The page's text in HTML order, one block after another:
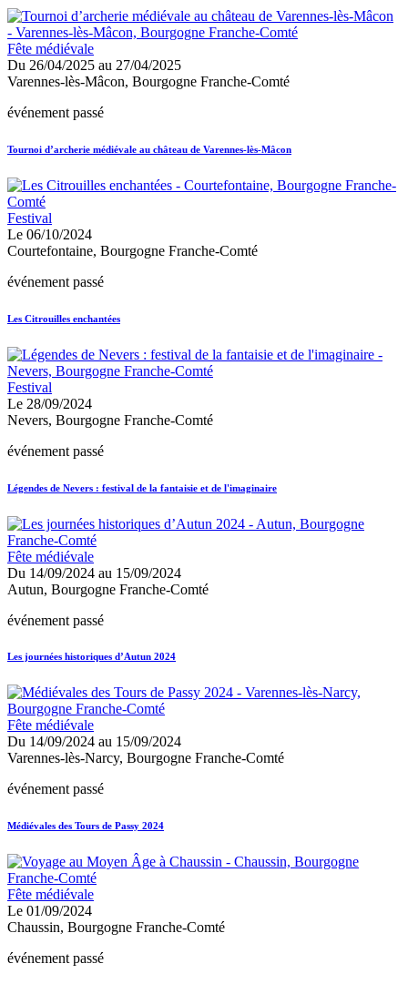
Fête médiévale
Du 26/04/2025 au 27/04/2025
Varennes-lès-Mâcon, Bourgogne Franche-Comté
événement passé
Tournoi d’archerie médiévale au château de Varennes-lès-Mâcon
Festival
Le 06/10/2024
Courtefontaine, Bourgogne Franche-Comté
événement passé
Les Citrouilles enchantées
Festival
Le 28/09/2024
Nevers, Bourgogne Franche-Comté
événement passé
Légendes de Nevers : festival de la fantaisie et de l'imaginaire
Fête médiévale
Du 14/09/2024 au 15/09/2024
Autun, Bourgogne Franche-Comté
événement passé
Les journées historiques d’Autun 2024
Fête médiévale
Du 14/09/2024 au 15/09/2024
Varennes-lès-Narcy, Bourgogne Franche-Comté
événement passé
Médiévales des Tours de Passy 2024
Fête médiévale
Le 01/09/2024
Chaussin, Bourgogne Franche-Comté
événement passé